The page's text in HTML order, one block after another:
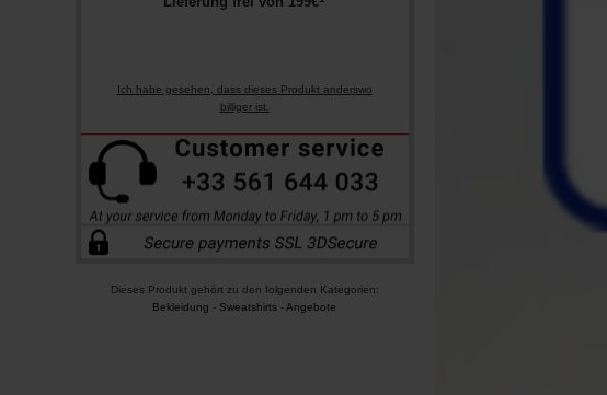
Ich habe gesehen, dass dieses Produkt anderswo
billiger ist.
Dieses Produkt gehört zu den folgenden Kategorien:
Bekleidung - Sweatshirts -Angebote